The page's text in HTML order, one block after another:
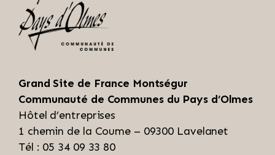
Grand Site de France Montségur
Communauté de Communes du Pays d’Olmes
Hôtel d’entreprises
1 chemin de la Coume – 09300 Lavelanet
Tél : 05 34 09 33 80